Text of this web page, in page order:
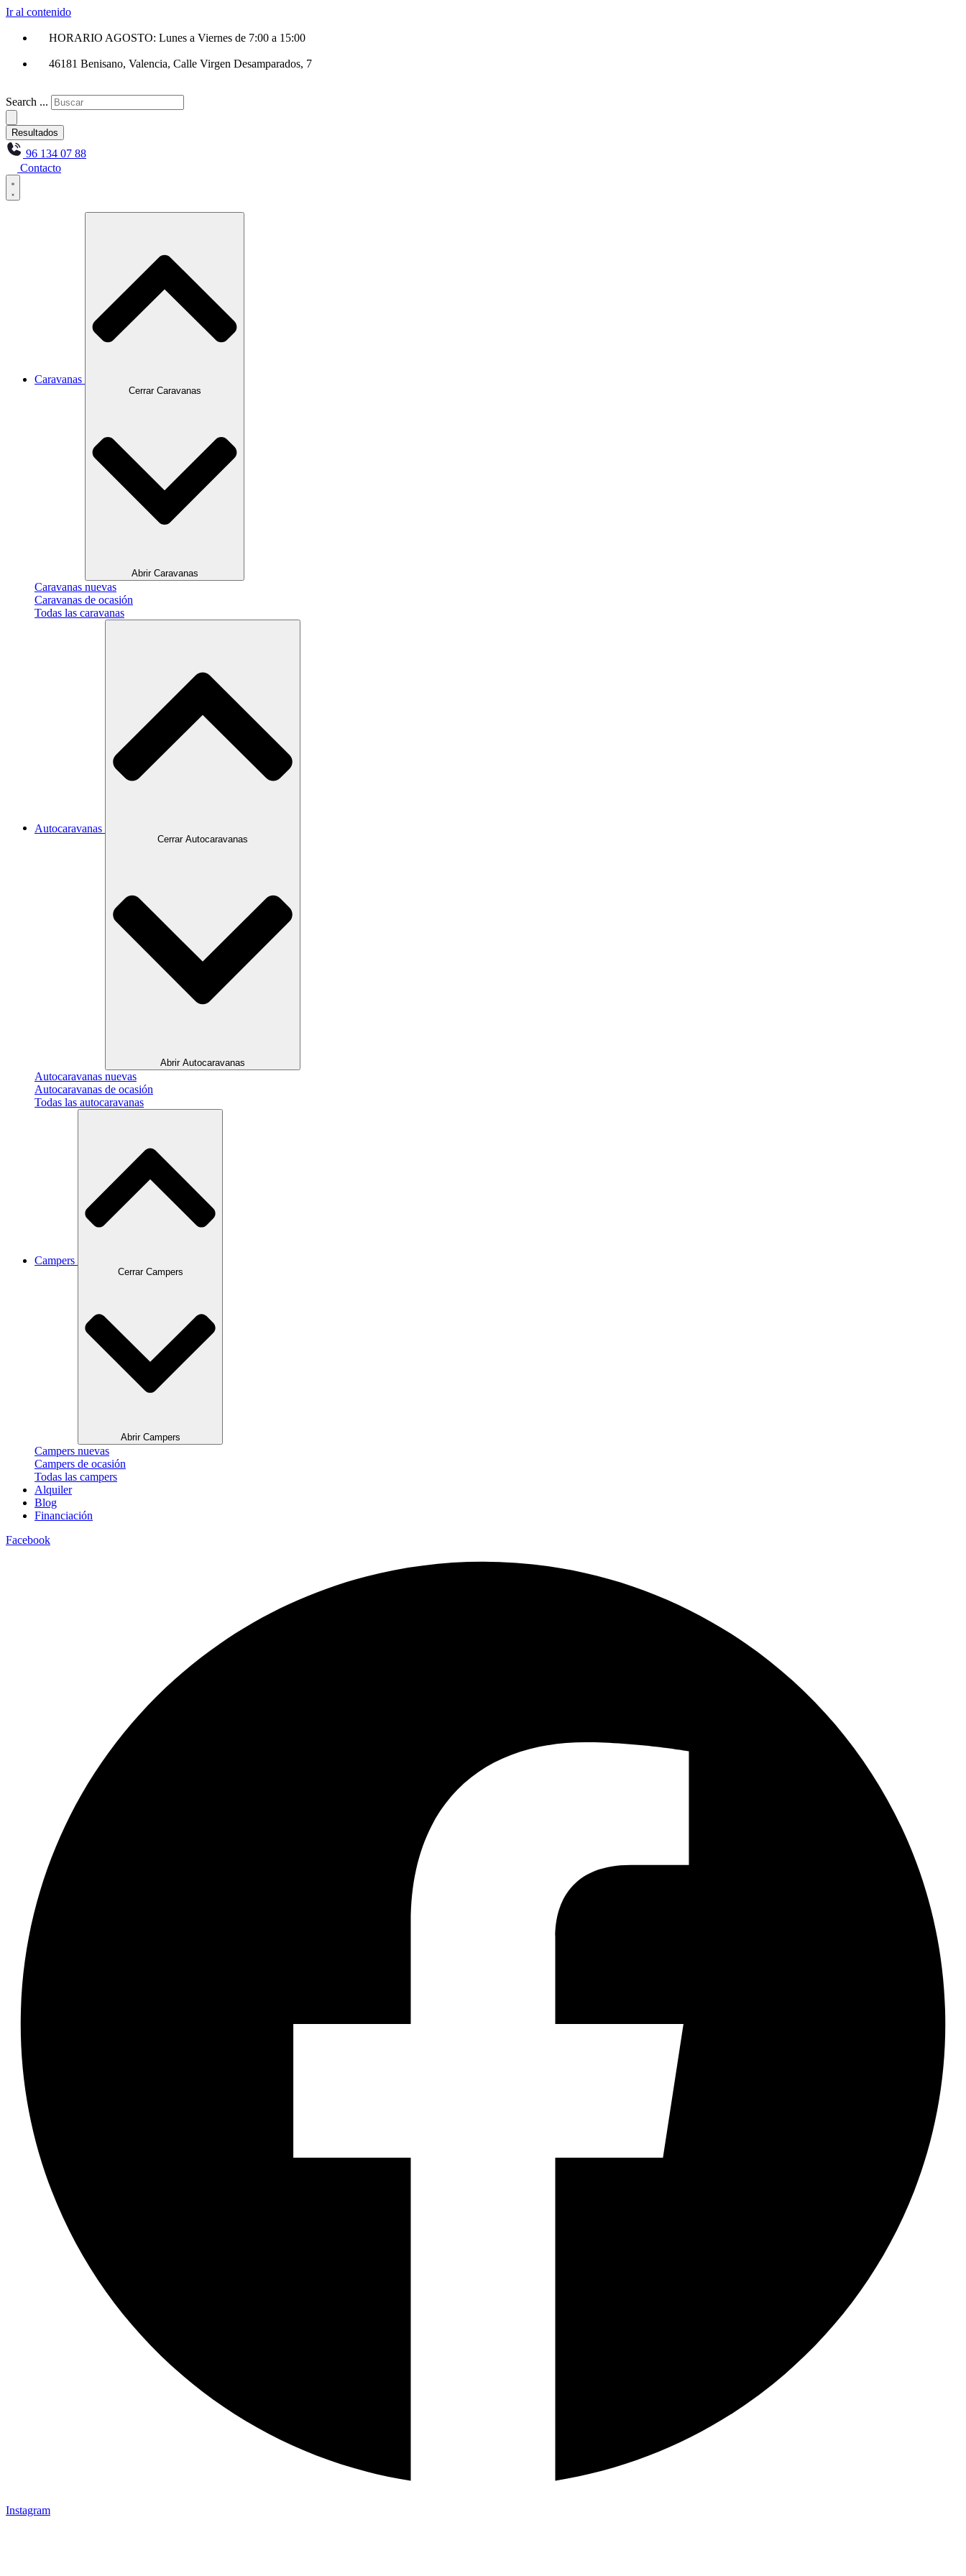
Ir al contenido
HORARIO AGOSTO: Lunes a Viernes de 7:00 a 15:00
46181 Benisano, Valencia, Calle Virgen Desamparados, 7
Search ...
Resultados
96 134 07 88
Contacto
Caravanas
Cerrar Caravanas
Abrir Caravanas
Caravanas nuevas
Caravanas de ocasión
Todas las caravanas
Autocaravanas
Cerrar Autocaravanas
Abrir Autocaravanas
Autocaravanas nuevas
Autocaravanas de ocasión
Todas las autocaravanas
Campers
Cerrar Campers
Abrir Campers
Campers nuevas
Campers de ocasión
Todas las campers
Alquiler
Blog
Financiación
Facebook
Instagram